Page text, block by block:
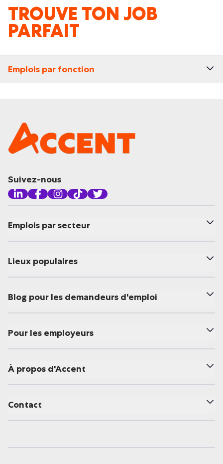
TROUVE TON JOB
PARFAIT
Emplois par fonction
Suivez-nous
Emplois par secteur
Lieux populaires
Blog pour les demandeurs d'emploi
Pour les employeurs
À propos d'Accent
Contact